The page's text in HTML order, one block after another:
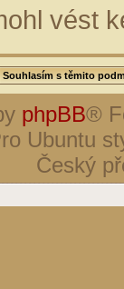
vést
phpBB®
Ubuntu
Český